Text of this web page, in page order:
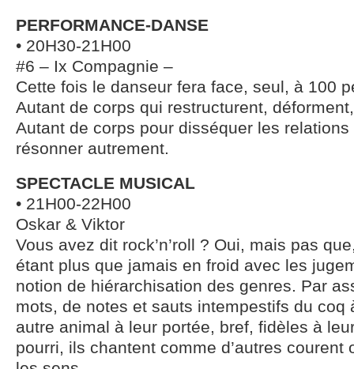
PERFORMANCE-DANSE
• 20H30-21H00
#6 – Ix Compagnie –
Cette fois le danseur fera face, seul, à 100
Autant de corps qui restructurent,
Autant de corps pour disséquer les
résonner autrement.
SPECTACLE MUSICAL
• 21H00-22H00
Oskar & Viktor
Vous avez dit rock’n’roll ? Oui, mais pas
étant plus que jamais en froid avec les
notion de hiérarchisation des genres. Par
mots, de notes et sauts intempestifs du coq
autre animal à leur portée, bref, fidèles à
pourri, ils chantent comme d’autres courent